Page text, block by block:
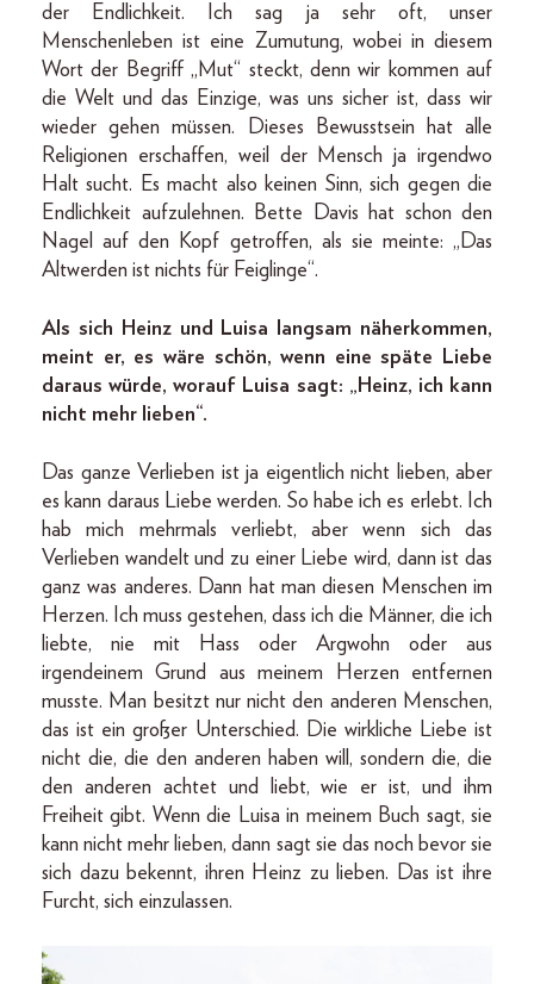
der Endlichkeit. Ich sag ja sehr oft, unser
Menschenleben ist eine Zumutung, wobei in diesem
Wort der Begriff „Mut“ steckt, denn wir kommen auf
die Welt und das Einzige, was uns sicher ist, dass wir
wieder gehen müssen. Dieses Bewusstsein hat alle
Religionen erschaffen, weil der Mensch ja irgendwo
Halt sucht. Es macht also keinen Sinn, sich gegen die
Endlichkeit aufzulehnen. Bette Davis hat schon den
Nagel auf den Kopf getroffen, als sie meinte: „Das
Altwerden ist nichts für Feiglinge“.
Als sich Heinz und Luisa langsam näherkommen,
meint er, es wäre schön, wenn eine späte Liebe
daraus würde, worauf Luisa sagt: „Heinz, ich kann
nicht mehr lieben“.
Das ganze Verlieben ist ja eigentlich nicht lieben, aber
es kann daraus Liebe werden. So habe ich es erlebt. Ich
hab mich mehrmals verliebt, aber wenn sich das
Verlieben wandelt und zu einer Liebe wird, dann ist das
ganz was anderes. Dann hat man diesen Menschen im
Herzen. Ich muss gestehen, dass ich die Männer, die ich
liebte, nie mit Hass oder Argwohn oder aus
irgendeinem Grund aus meinem Herzen entfernen
musste. Man besitzt nur nicht den anderen Menschen,
das ist ein großer Unterschied. Die wirkliche Liebe ist
nicht die, die den anderen haben will, sondern die, die
den anderen achtet und liebt, wie er ist, und ihm
Freiheit gibt. Wenn die Luisa in meinem Buch sagt, sie
kann nicht mehr lieben, dann sagt sie das noch bevor sie
sich dazu bekennt, ihren Heinz zu lieben. Das ist ihre
Furcht, sich einzulassen.